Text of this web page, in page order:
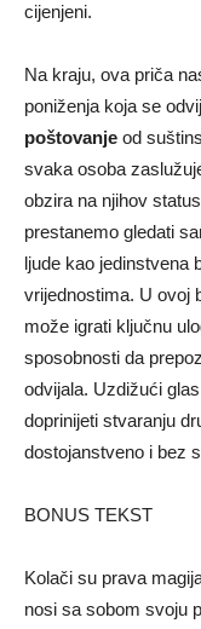
cijenjeni.
Na kraju, ova priča
poniženja koja se
poštovanje od
svaka osoba
obzira na njihov
prestanemo gledati
ljude kao jedinstvena
vrijednostima. U ovoj
može igrati ključnu
sposobnosti da
odvijala. Uzdižući
doprinijeti stvaranju
dostojanstveno i bez
BONUS TEKST
Kolači su prava
nosi sa sobom svoju